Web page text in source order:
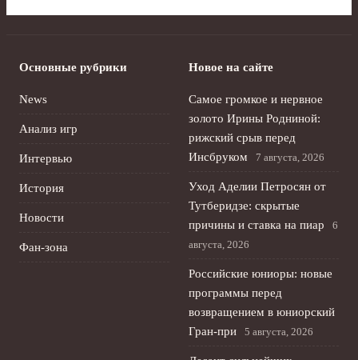
Основные рубрики
News
Анализ игр
Интервью
История
Новости
Фан-зона
Новое на сайте
Самое громкое и нервное
золото Ирины Родниной:
рижский срыв перед
Инсбруком
7 августа, 2026
Уход Аделии Петросян от
Тутберидзе: скрытые
причины и ставка на пиар
6
августа, 2026
Российские юниоры: новые
программы перед
возвращением в юниорский
Гран-при
5 августа, 2026